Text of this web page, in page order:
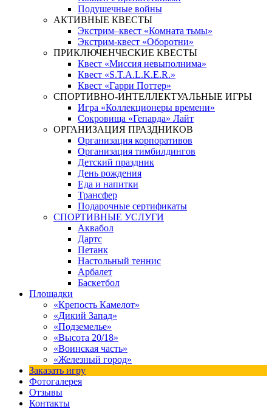
Подушечные войны
АКТИВНЫЕ КВЕСТЫ
Экстрим–квест «Комната тьмы»
Экстрим-квест «Оборотни»
ПРИКЛЮЧЕНЧЕСКИЕ КВЕСТЫ
Квест «Миссия невыполнима»
Квест «S.T.A.L.K.E.R.»
Квест «Гарри Поттер»
СПОРТИВНО-ИНТЕЛЛЕКТУАЛЬНЫЕ ИГРЫ
Игра «Коллекционеры времени»
Сокровища «Гепарда» Лайт
ОРГАНИЗАЦИЯ ПРАЗДНИКОВ
Организация корпоративов
Организация тимбилдингов
Детский праздник
День рождения
Еда и напитки
Трансфер
Подарочные сертификаты
СПОРТИВНЫЕ УСЛУГИ
Аквабол
Дартс
Петанк
Настольный теннис
Арбалет
Баскетбол
Площадки
«Крепость Камелот»
«Дикий Запад»
«Подземелье»
«Высота 20/18»
«Воинская часть»
«Железный город»
Заказать игру
Фотогалерея
Отзывы
Контакты